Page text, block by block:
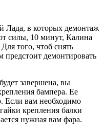
Лада, в которых демонтаж
силы, 10 минут, Калина
того, чтоб снять
демонтировать
завершена, вы
бампера. Ее
Если вам необходимо
крепления балки
нужная вам фара.